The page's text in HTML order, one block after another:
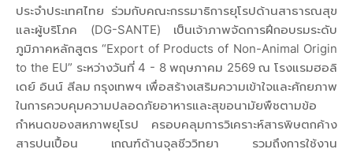
ประจำประเทศไทย ร่วมกับคณะกรรมาธิการยุโรปด้านสาธารณสุข
และผู้บริโภค (DG-SANTE) เป็นเจ้าภาพจัดการฝึกอบรมระดับ
ภูมิภาคหลักสูตร “Export of Products of Non-Animal Origin
to the EU” ระหว่างวันที่ 4 - 8 พฤษภาคม 2569 ณ โรงแรมฮอลิ
เดย์ อินน์ สีลม กรุงเทพฯ เพื่อสร้างเสริมความเข้าใจและศักยภาพ
ในการควบคุมความปลอดภัยอาหารและสุขอนามัยพืชตามข้อ
กำหนดของสหภาพยุโรป ครอบคลุมการวิเคราะห์สารพิษตกค้าง
สารปนเปื้อน เกณฑ์ด้านจุลชีววิทยา รวมถึงการใช้งาน